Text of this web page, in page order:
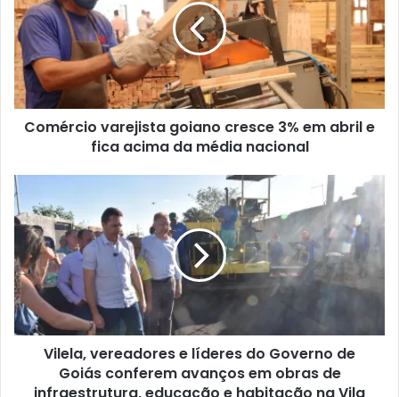
Comércio varejista goiano cresce 3% em abril e
fica acima da média nacional
Vilela, vereadores e líderes do Governo de
Goiás conferem avanços em obras de
infraestrutura, educação e habitação na Vila